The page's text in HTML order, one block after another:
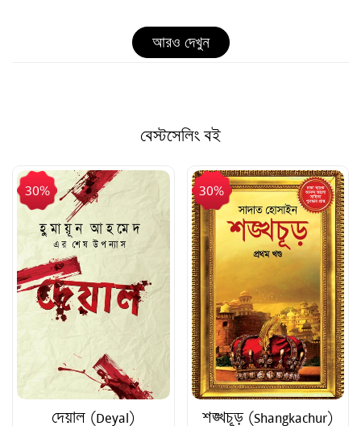
আরও দেখুন
বেস্টসেলিং বই
30%
দেয়াল (Deyal)
30%
শঙ্খচূড় (Shangkachur)